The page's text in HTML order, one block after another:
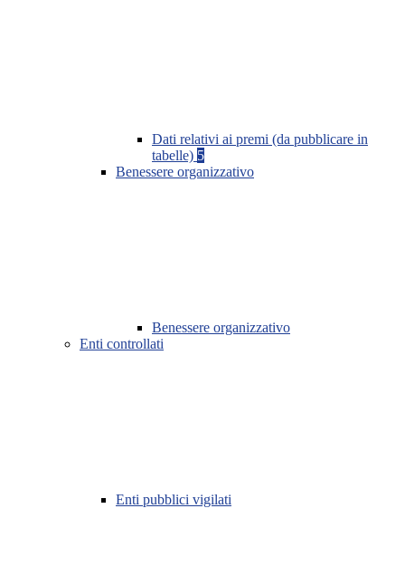
Dati relativi ai premi (da pubblicare in
tabelle) 5
Benessere organizzativo
Benessere organizzativo
Enti controllati
Enti pubblici vigilati